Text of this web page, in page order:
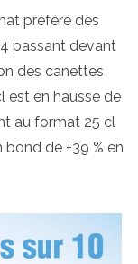
préféré des
passant devant
des canettes
est en hausse de
au format 25 cl
de +39 % en